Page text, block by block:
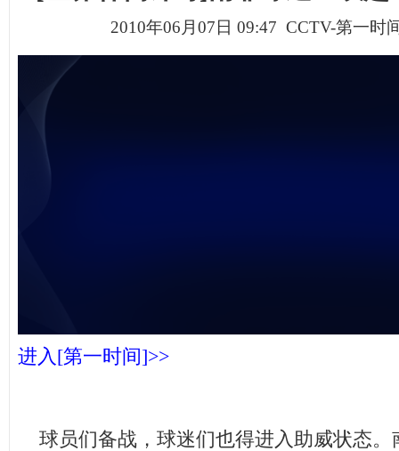
2010年06月07日 09:47 CCTV-第一时
进入[第一时间]>>
球员们备战，球迷们也得进入助威状态。